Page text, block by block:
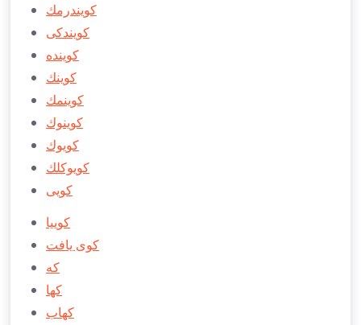
كويندرمك
كويندكی
كوينده
كوينك
كوينمك
كوينوك
كويوك
كويوكلك
كویی
كوییا
كوی يافت
كه
كها
كهاب